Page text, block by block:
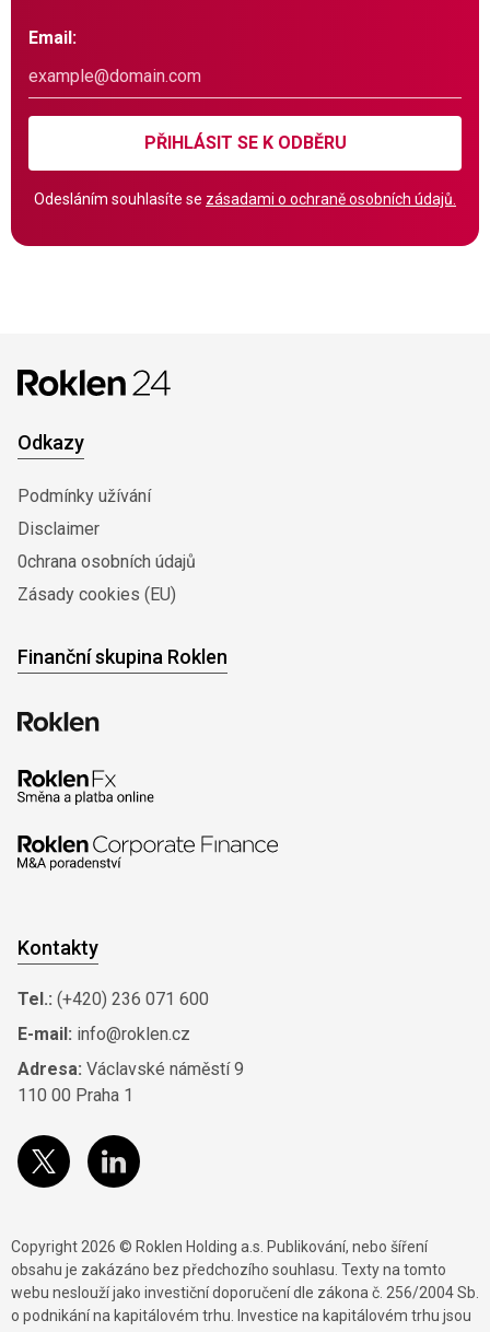
Email:
PŘIHLÁSIT SE K ODBĚRU
Odesláním souhlasíte se zásadami o ochraně osobních údajů.
Odkazy
Podmínky užívání
Disclaimer
0chrana osobních údajů
Zásady cookies (EU)
Finanční skupina Roklen
Kontakty
Tel.: (+420) 236 071 600
E-mail: info@roklen.cz
Adresa: Václavské náměstí 9
110 00 Praha 1
Copyright 2026 © Roklen Holding a.s. Publikování, nebo šíření
obsahu je zakázáno bez předchozího souhlasu. Texty na tomto
webu neslouží jako investiční doporučení dle zákona č. 256/2004 Sb.
o podnikání na kapitálovém trhu. Investice na kapitálovém trhu jsou